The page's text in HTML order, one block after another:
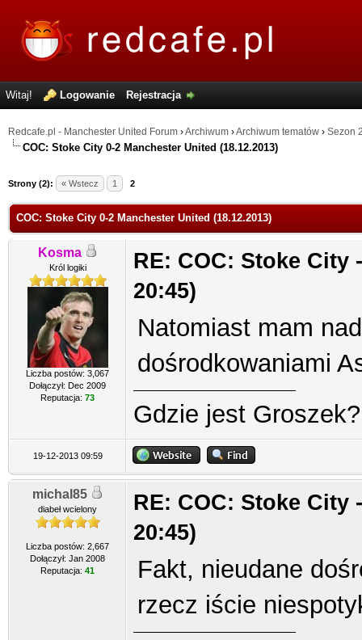
Witaj! Logowanie Rejestracja
Redcafe.pl - Manchester United Forum ›Archiwum ›Archiwum tematów › Sezon
COC: Stoke City 0-2 Manchester United (18.12.2013)
Strony (2): « Wstecz 1 2
COC: Stoke City 0-2 Manchester United (18.12.2013)
Kosma
Król logiki
Liczba postów: 3,067
Dołączył: Dec 2009
Reputacja: 73
RE: COC: Stoke City
20:45)
Natomiast mam
dośrodkowaniami
Gdzie jest Groszek?
19-12-2013 09:59
michal85
diabeł wcielony
Liczba postów: 2,667
Dołączył: Jan 2008
Reputacja: 41
RE: COC: Stoke City
20:45)
Fakt, nieudane
rzecz iście